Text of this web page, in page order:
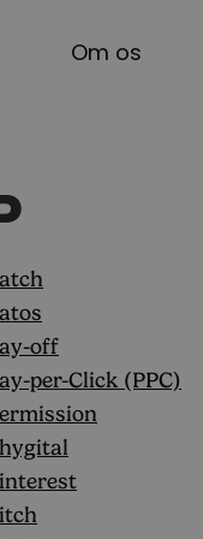
Om os
off
per-Click (PPC)